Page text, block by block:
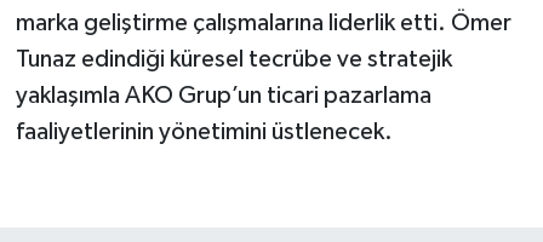
marka geliştirme çalışmalarına liderlik etti. Ömer
Tunaz edindiği küresel tecrübe ve stratejik
yaklaşımla AKO Grup’un ticari pazarlama
faaliyetlerinin yönetimini üstlenecek.